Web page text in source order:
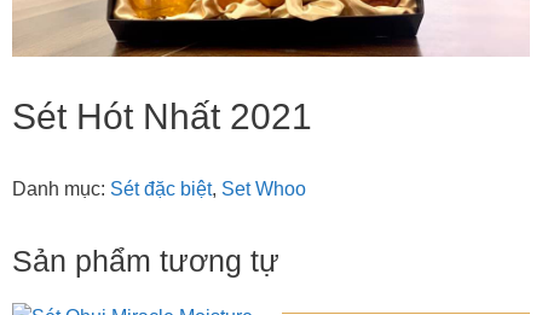
Sét Hót Nhất 2021
Danh mục: Sét đặc biệt, Set Whoo
Sản phẩm tương tự